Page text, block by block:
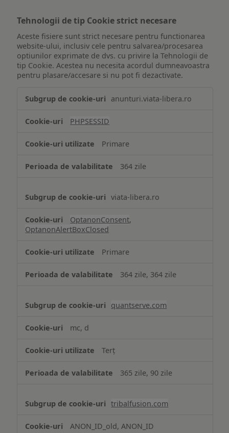
Tehnologii de tip Cookie strict necesare
Aceste fisiere sunt strict necesare pentru functionarea
website-ului, inclusiv cele pentru salvarea/procesarea
optiunilor exprimate de dvs. cu privire la Tehnologii de
tip Cookie. Acestea nu necesita acordul dumneavoastra
pentru plasare/accesare si nu pot fi dezactivate.
de
Cookie
necesare
anunturi.viata-libera.ro
PHPSESSID
Primare
364 zile
viata-libera.ro
OptanonConsent,
OptanonAlertBoxClosed
Primare
364 zile, 364 zile
quantserve.com
mc, d
Terț
365 zile, 90 zile
tribalfusion.com
ANON_ID_old, ANON_ID